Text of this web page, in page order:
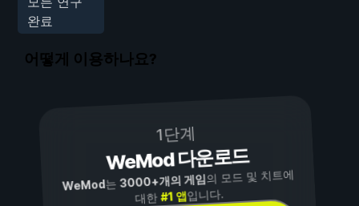
완료
어떻게 이용하나요?
1단계
WeMod 다운로드
WeMod는3000+개의 게임의 모드 및 치트에
대한#1 앱입니다.